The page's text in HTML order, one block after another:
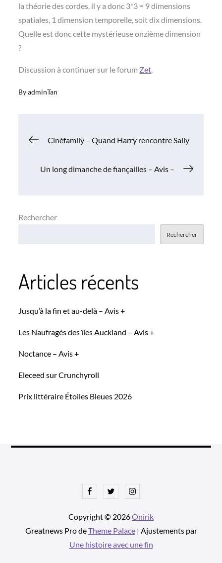
la théorie des cordes, il y a donc 3*3 = 9 dimensions
spatiales, 1 dimension temporelle, soit dix dimensions.
Quelle est donc cette mystérieuse onzième dimension
?
Discussion à continuer sur le forum Zet.
ByadminTan
Navigation
de
Cinéfamily – Quand Harry rencontre Sally
Un long dimanche de fiançailles – Avis –
Rechercher
Rechercher
Articles récents
Jusqu’à la fin et au-delà – Avis +
Les Naufragés des îles Auckland – Avis +
Noctance – Avis +
Eleceed sur Crunchyroll
Prix littéraire Étoiles Bleues 2026
FacebookTwitterInstagram
Copyright © 2026Onirik
Greatnews Pro deTheme Palace| Ajustements par
Une histoire avec une fin